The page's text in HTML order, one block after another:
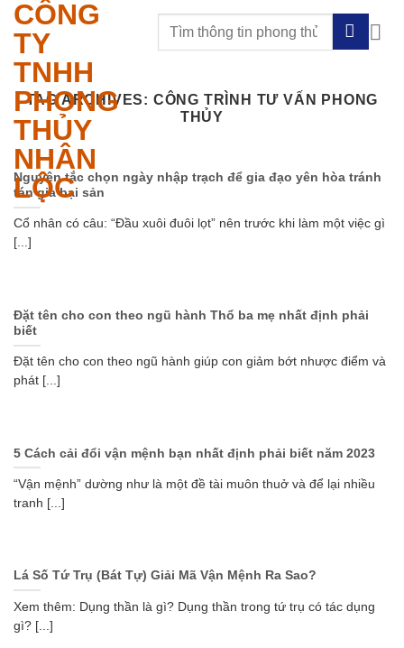
Skip
content
CÔNG
TY
TNHH
PHONG
THỦY
NHÂN
LỘC
TAG ARCHIVES: CÔNG TRÌNH TƯ VẤN PHONG
THỦY
Nguyên tắc chọn ngày nhập trạch để gia đạo yên hòa tránh
tán gia bại sản
Cổ nhân có câu: “Đầu xuôi đuôi lọt” nên trước khi làm một việc gì
[...]
Đặt tên cho con theo ngũ hành Thổ ba mẹ nhất định phải
biết
Đặt tên cho con theo ngũ hành giúp con giảm bớt nhược điểm và
phát [...]
5 Cách cải đổi vận mệnh bạn nhất định phải biết năm 2023
“Vận mệnh” dường như là một đề tài muôn thuở và để lại nhiều
tranh [...]
Lá Số Tứ Trụ (Bát Tự) Giải Mã Vận Mệnh Ra Sao?
Xem thêm: Dụng thần là gì? Dụng thần trong tứ trụ có tác dụng
gì? [...]